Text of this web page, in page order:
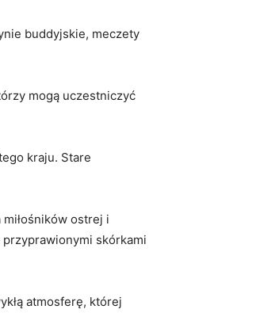
buddyjskie, meczety
mogą uczestniczyć
kraju. Stare
ostrej i
skórkami
atmosferę,​ której‌